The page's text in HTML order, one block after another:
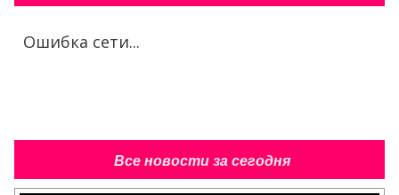
Ошибка сети...
Все новости за сегодня